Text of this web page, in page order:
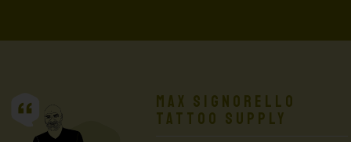
Max Signorello
Tattoo Supply